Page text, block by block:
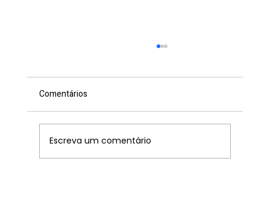
Comentários
Escreva um comentário